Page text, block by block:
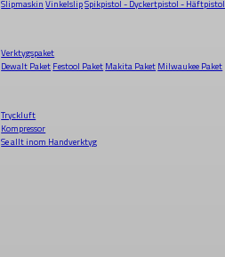
Slipmaskin VinkelslipSpikpistol - Dyckertpistol - Häftpistol
Verktygspaket
Dewalt Paket Festool Paket Makita Paket Milwaukee Paket
Tryckluft
Kompressor
Se allt inom Handverktyg